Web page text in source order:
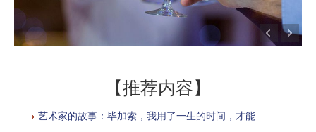
【推荐内容】
艺术家的故事：毕加索，我用了一生的时间，才能